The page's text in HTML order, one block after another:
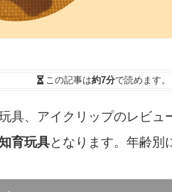
この記事は約7分で読めます。
具、アイクリップのレビュ
育玩具となります。年齢別